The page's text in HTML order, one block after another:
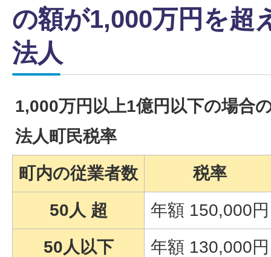
の額が1,000万円を超
法人
1,000万円以上1億円以下の場合
法人町民税率
町内の従業者数
税率
50人 超
年額 150,000円
50人以下
年額 130,000円